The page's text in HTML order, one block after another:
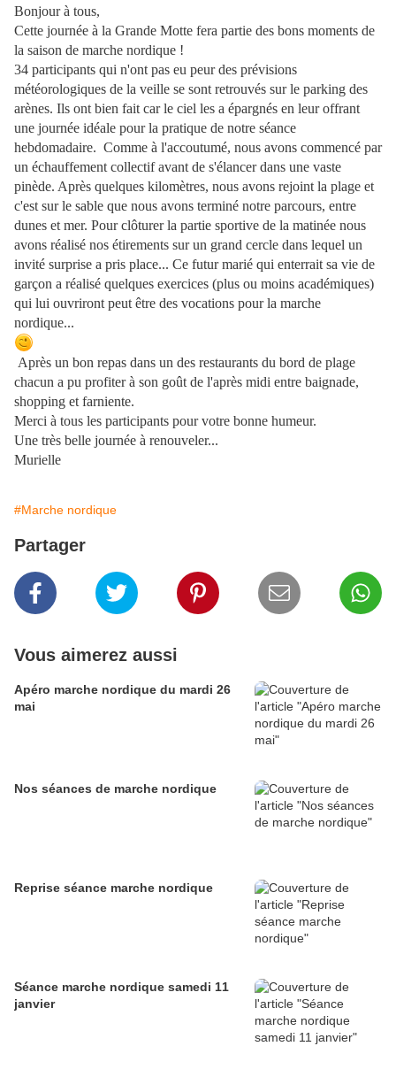
Bonjour à tous,
Cette journée à la Grande Motte fera partie des bons moments de
la saison de marche nordique !
34 participants qui n'ont pas eu peur des prévisions
météorologiques de la veille se sont retrouvés sur le parking des
arènes. Ils ont bien fait car le ciel les a épargnés en leur offrant
une journée idéale pour la pratique de notre séance
hebdomadaire. Comme à l'accoutumé, nous avons commencé par
un échauffement collectif avant de s'élancer dans une vaste
pinède. Après quelques kilomètres, nous avons rejoint la plage et
c'est sur le sable que nous avons terminé notre parcours, entre
dunes et mer. Pour clôturer la partie sportive de la matinée nous
avons réalisé nos étirements sur un grand cercle dans lequel un
invité surprise a pris place... Ce futur marié qui enterrait sa vie de
garçon a réalisé quelques exercices (plus ou moins académiques)
qui lui ouvriront peut être des vocations pour la marche
nordique...
Après un bon repas dans un des restaurants du bord de plage
chacun a pu profiter à son goût de l'après midi entre baignade,
shopping et farniente.
Merci à tous les participants pour votre bonne humeur.
Une très belle journée à renouveler...
Murielle
#Marche nordique
Partager
Vous aimerez aussi
Apéro marche nordique du mardi 26
mai
Nos séances de marche nordique
Reprise séance marche nordique
Séance marche nordique samedi 11
janvier